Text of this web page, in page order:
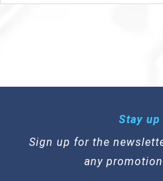
Stay
Sign up for the
any